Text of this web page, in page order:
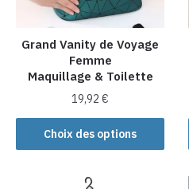
Grand Vanity de Voyage
Femme
Maquillage & Toilette
19,92€
Choix des options
Ce
produit